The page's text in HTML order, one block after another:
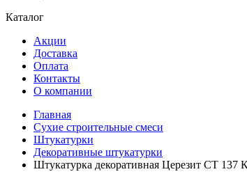
Каталог
Акции
Доставка
Оплата
Контакты
О компании
Главная
Сухие строительные смеси
Штукатурки
Декоративные штукатурки
Штукатурка декоративная Церезит CT 137